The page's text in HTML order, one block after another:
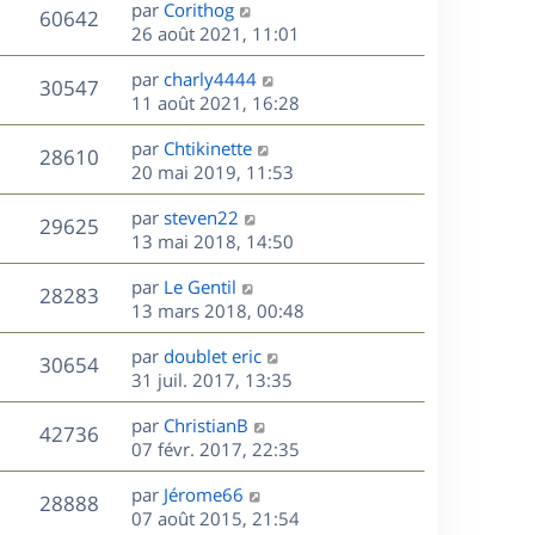
e
s
n
i
e
r
m
e
s
s
a
g
e
60642V
u
s
D
e
r
n
i
e
r
m
e
s
s
a
g
e
par Corithog
26 août 2021, 11:01
30547V
u
D
e
r
n
i
e
r
m
e
s
s
a
g
e
par charly4444
11 août 2021, 16:28
28610V
u
s
D
e
r
n
i
e
r
m
e
s
s
a
g
e
par Chtikinette
20 mai 2019, 11:53
29625V
u
e
D
e
r
n
i
e
r
m
e
s
s
a
g
e
par steven22
13 mai 2018, 14:50
28283V
u
D
e
r
n
i
e
r
m
e
s
s
par Le Gentil
13 mars 2018, 00:48
30654V
u
e
s
D
e
r
n
i
e
r
m
par doublet eric
31 juil. 2017, 13:35
42736V
u
e
D
e
r
n
i
par ChristianB
07 févr. 2017, 22:35
28888V
D
e
par Jérome66
07 août 2015, 21:54